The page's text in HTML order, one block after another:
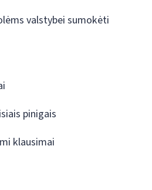
valstybei sumokėti
pinigais
klausimai